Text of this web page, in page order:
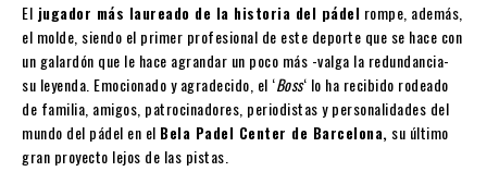
El jugador más laureado de la historia del pádel rompe, además,
el molde, siendo el primer profesional de este deporte que se hace con
un galardón que le hace agrandar un poco más -valga la redundancia-
su leyenda. Emocionado y agradecido, el ‘Boss‘ lo ha recibido rodeado
de familia, amigos, patrocinadores, periodistas y personalidades del
mundo del pádel en el Bela Padel Center de Barcelona, su último
gran proyecto lejos de las pistas.